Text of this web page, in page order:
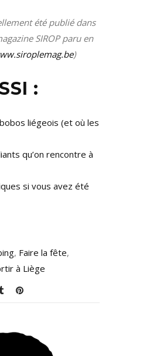
été publié dans
SIROP paru en
)
:
liégeois (et où les
qu’on rencontre à
si vous avez été
, Faire la fête,
à Liège